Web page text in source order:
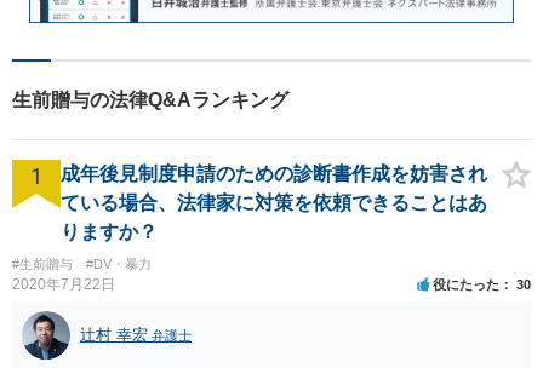
生前贈与の法律Q&Aランキング
1
成年後見制度申請のための診断書作成を妨害され
ている場合、法律家に対策を依頼できることはあ
りますか？
#生前贈与 #DV・暴力
2020年7月22日 役にたった 30
辻村 幸宏 弁護士